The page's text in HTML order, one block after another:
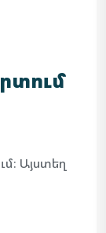
Այստեղ